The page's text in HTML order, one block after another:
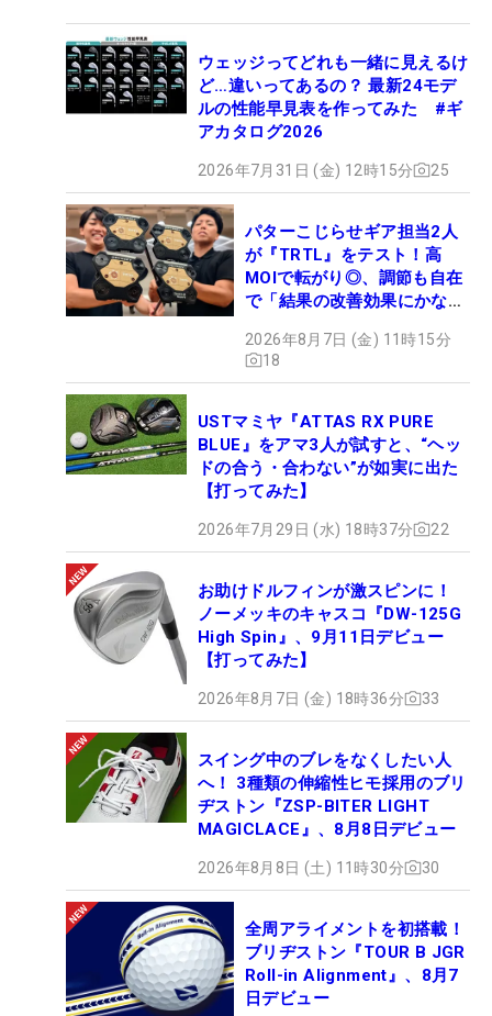
ウェッジってどれも一緒に見えるけ
ど…違いってあるの？ 最新24モデ
ルの性能早見表を作ってみた #ギ
アカタログ2026
2026年7月31日 (金) 12時15分 25
パターこじらせギア担当2人
が『TRTL』をテスト！高
MOIで転がり◎、調節も自在
で「結果の改善効果にかなり
2026年8月7日 (金) 11時15分
18
USTマミヤ『ATTAS RX PURE
BLUE』をアマ3人が試すと、“ヘッ
ドの合う・合わない”が如実に出た
【打ってみた】
2026年7月29日 (水) 18時37分 22
お助けドルフィンが激スピンに！
ノーメッキのキャスコ『DW-125G
High Spin』、9月11日デビュー
【打ってみた】
2026年8月7日 (金) 18時36分 33
スイング中のブレをなくしたい人
へ！ 3種類の伸縮性ヒモ採用のブリ
ヂストン『ZSP-BITER LIGHT
MAGICLACE』、8月8日デビュー
2026年8月8日 (土) 11時30分 30
全周アライメントを初搭載！
ブリヂストン『TOUR B JGR
Roll-in Alignment』、8月7
日デビュー